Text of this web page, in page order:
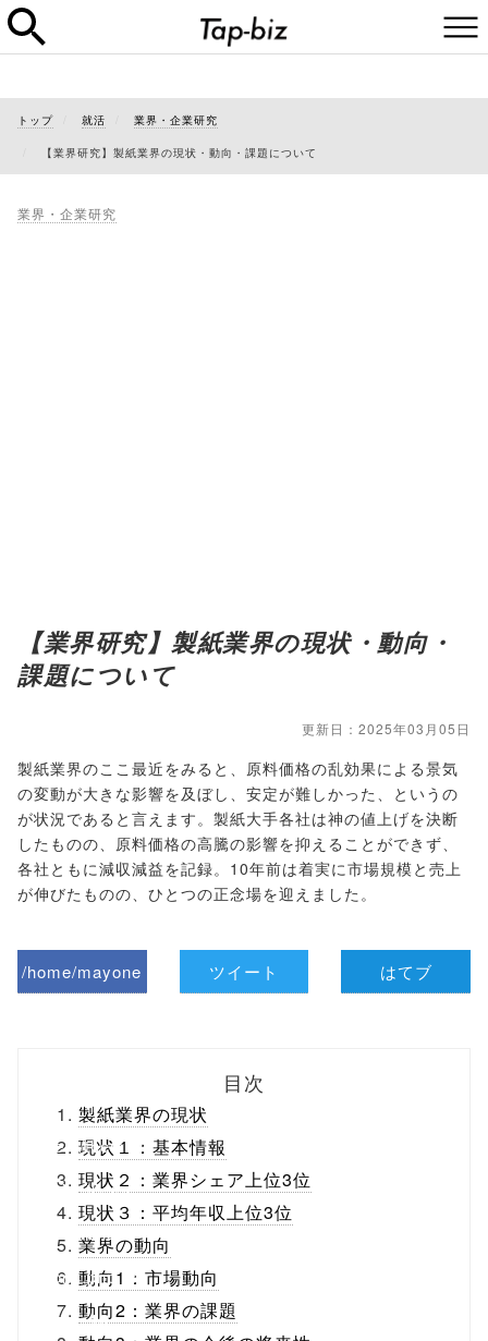
トップ 就活 業界・企業研究
【業界研究】製紙業界の現状・動向・課題について
業界・企業研究
【業界研究】製紙業界の現状・動向・
課題について
更新日：2025年03月05日
製紙業界のここ最近をみると、原料価格の乱効果による景気
の変動が大きな影響を及ぼし、安定が難しかった、というの
が状況であると言えます。製紙大手各社は神の値上げを決断
したものの、原料価格の高騰の影響を抑えることができず、
各社ともに減収減益を記録。10年前は着実に市場規模と売上
が伸びたものの、ひとつの正念場を迎えました。
/home/mayone
ml/wp-
content/themes
/tapbiz_theme/
parts/sns-
buttons.php on
line10
ツイート はてブ
目次
製紙業界の現状
現状１：基本情報
現状２：業界シェア上位3位
現状３：平均年収上位3位
業界の動向
動向1：市場動向
動向2：業界の課題